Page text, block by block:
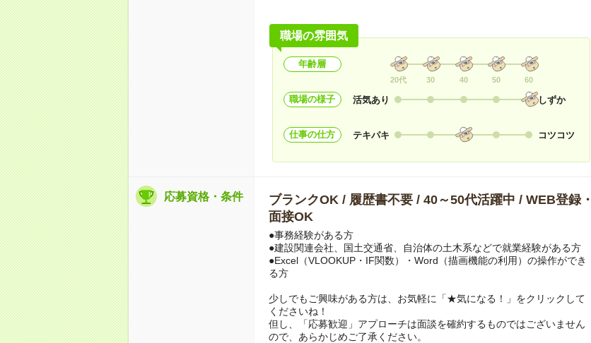
職場の雰囲気
年齢層
20代 30 40 50 60
職場の様子 活気あり しずか
仕事の仕方 テキパキ コツコツ
応募資格・条件
ブランクOK / 履歴書不要 / 40～50代活躍中 / WEB登録・
面接OK
●事務経験がある方
●建設関連会社、国土交通省、自治体の土木系などで就業経験がある方
●Excel（VLOOKUP・IF関数）・Word（描画機能の利用）の操作ができ
る方
少しでもご興味がある方は、お気軽に「★気になる！」をクリックして
くださいね！
但し、「応募歓迎」アプローチは面談を確約するものではございません
ので、あらかじめご了承ください。